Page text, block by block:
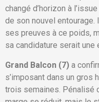
changé d’horizon à
de son nouvel
ses preuves à ce poids,
sa candidature serait une
Grand Balcon (7) a
s’imposant dans un gros
trois semaines. Pénalisé